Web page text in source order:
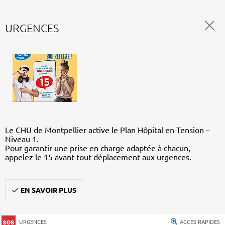
URGENCES
Le CHU de Montpellier active le Plan Hôpital en Tension –
Niveau 1.
Pour garantir une prise en charge adaptée à chacun,
appelez le 15 avant tout déplacement aux urgences.
EN SAVOIR PLUS
URGENCES ACCÈS RAPIDES